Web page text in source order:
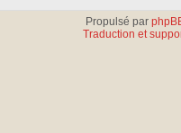
Propulsé par
Traduction et